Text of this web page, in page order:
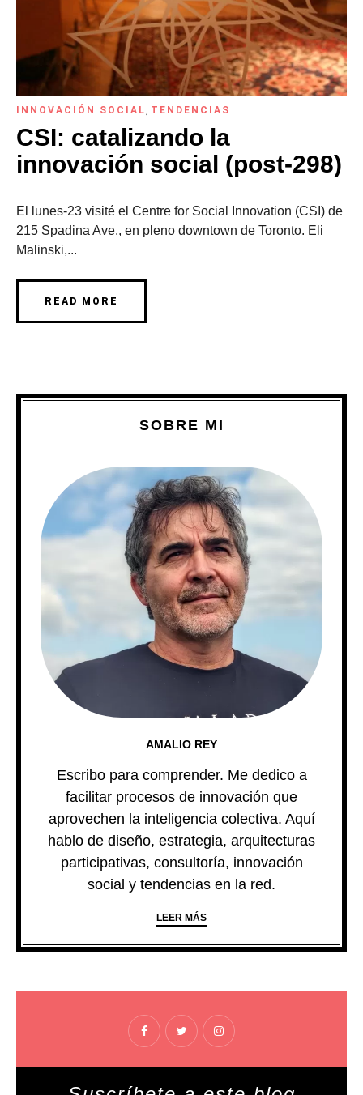
INNOVACIÓN SOCIAL, TENDENCIAS
CSI: catalizando la
innovación social (post-298)
El lunes-23 visité el Centre for Social Innovation (CSI) de
215 Spadina Ave., en pleno downtown de Toronto. Eli
Malinski,...
READ MORE
SOBRE MI
AMALIO REY
Escribo para comprender. Me dedico a
facilitar procesos de innovación que
aprovechen la inteligencia colectiva. Aquí
hablo de diseño, estrategia, arquitecturas
participativas, consultoría, innovación
social y tendencias en la red.
LEER MÁS